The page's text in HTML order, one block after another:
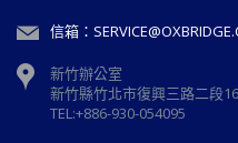
信箱：
新竹辦公室
新⽵縣⽵北市復興三路⼆段
TEL:+886-930-054095